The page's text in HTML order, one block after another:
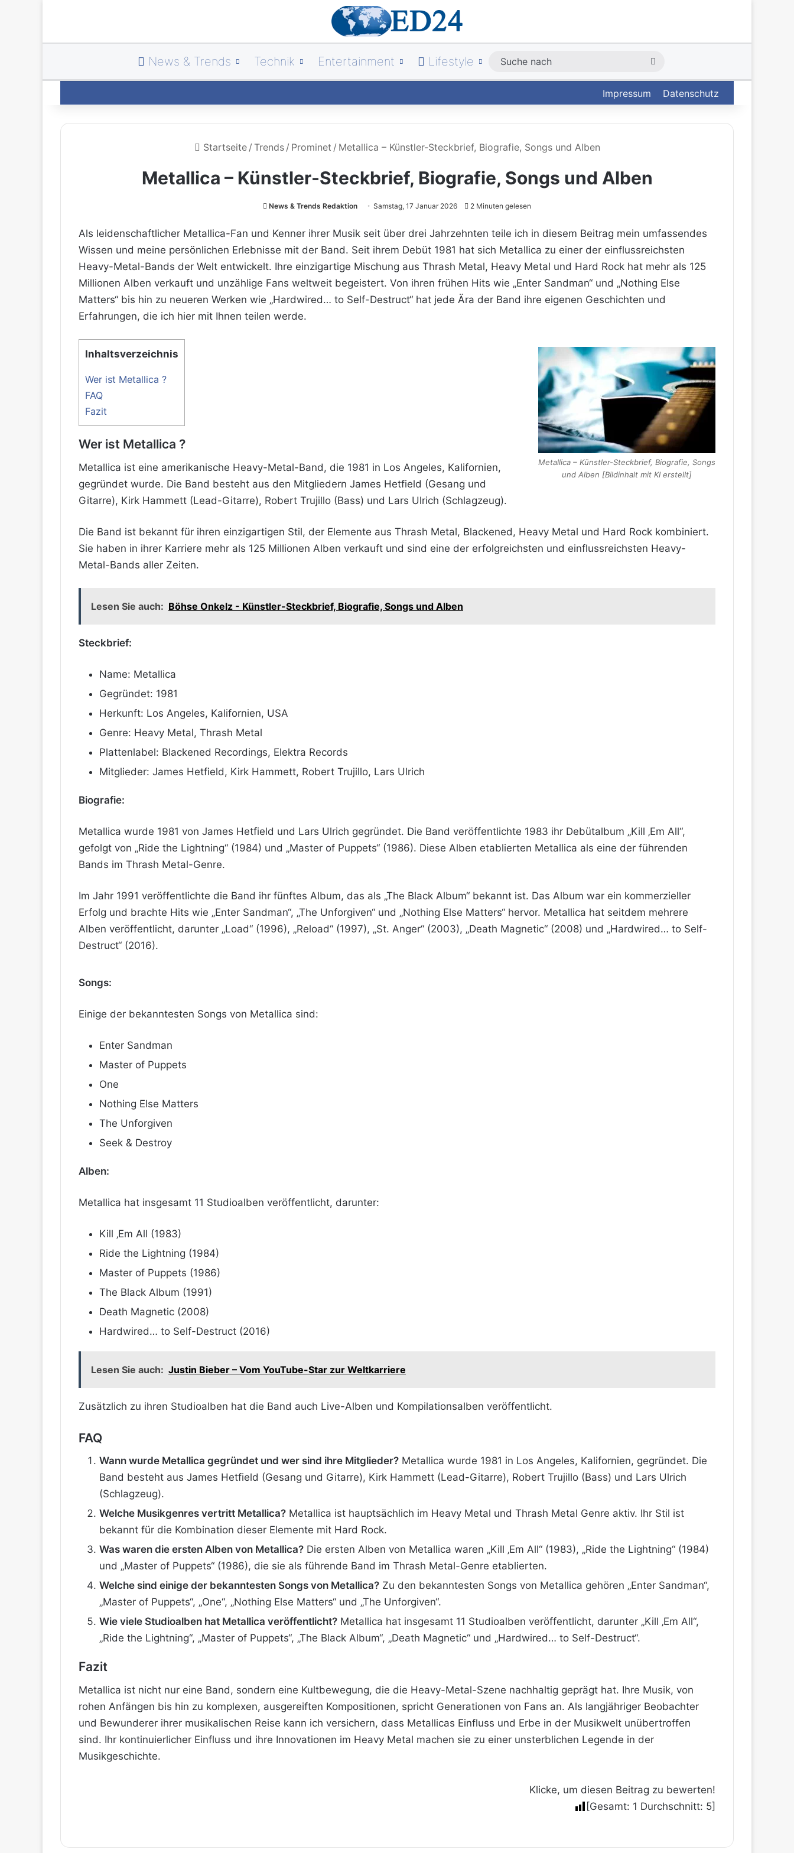
News & Trends Technik Entertainment Lifestyle
nach
Impressum Datenschutz
Startseite / Trends / Prominet / Metallica – Künstler-Steckbrief, Biografie, Songs und Alben
Metallica – Künstler-Steckbrief, Biografie, Songs und Alben
News & Trends Redaktion Samstag, 17 Januar 2026 2 Minuten gelesen
Als leidenschaftlicher Metallica-Fan und Kenner ihrer Musik seit über drei Jahrzehnten teile ich in diesem Beitrag mein umfassendes
Wissen und meine persönlichen Erlebnisse mit der Band. Seit ihrem Debüt 1981 hat sich Metallica zu einer der einflussreichsten
Heavy-Metal-Bands der Welt entwickelt. Ihre einzigartige Mischung aus Thrash Metal, Heavy Metal und Hard Rock hat mehr als 125
Millionen Alben verkauft und unzählige Fans weltweit begeistert​​. Von ihren frühen Hits wie „Enter Sandman“ und „Nothing Else
Matters“ bis hin zu neueren Werken wie „Hardwired… to Self-Destruct“ hat jede Ära der Band ihre eigenen Geschichten und
Erfahrungen, die ich hier mit Ihnen teilen werde.
Metallica – Künstler-Steckbrief, Biografie, Songs
und Alben [Bildinhalt mit KI erstellt]
Inhaltsverzeichnis
Wer ist Metallica ?
FAQ
Fazit
Wer ist Metallica ?
Metallica ist eine amerikanische Heavy-Metal-Band, die 1981 in Los Angeles, Kalifornien,
gegründet wurde. Die Band besteht aus den Mitgliedern James Hetfield (Gesang und
Gitarre), Kirk Hammett (Lead-Gitarre), Robert Trujillo (Bass) und Lars Ulrich (Schlagzeug).
Die Band ist bekannt für ihren einzigartigen Stil, der Elemente aus Thrash Metal, Blackened, Heavy Metal und Hard Rock kombiniert.
Sie haben in ihrer Karriere mehr als 125 Millionen Alben verkauft und sind eine der erfolgreichsten und einflussreichsten Heavy-
Metal-Bands aller Zeiten.
Lesen Sie auch: Böhse Onkelz - Künstler-Steckbrief, Biografie, Songs und Alben
Steckbrief:
Name: Metallica
Gegründet: 1981
Herkunft: Los Angeles, Kalifornien, USA
Genre: Heavy Metal, Thrash Metal
Plattenlabel: Blackened Recordings, Elektra Records
Mitglieder: James Hetfield, Kirk Hammett, Robert Trujillo, Lars Ulrich
Biografie:
Metallica wurde 1981 von James Hetfield und Lars Ulrich gegründet. Die Band veröffentlichte 1983 ihr Debütalbum „Kill ‚Em All“,
gefolgt von „Ride the Lightning“ (1984) und „Master of Puppets“ (1986). Diese Alben etablierten Metallica als eine der führenden
Bands im Thrash Metal-Genre.
Im Jahr 1991 veröffentlichte die Band ihr fünftes Album, das als „The Black Album“ bekannt ist. Das Album war ein kommerzieller
Erfolg und brachte Hits wie „Enter Sandman“, „The Unforgiven“ und „Nothing Else Matters“ hervor. Metallica hat seitdem mehrere
Alben veröffentlicht, darunter „Load“ (1996), „Reload“ (1997), „St. Anger“ (2003), „Death Magnetic“ (2008) und „Hardwired… to Self-
Destruct“ (2016).
Songs:
Einige der bekanntesten Songs von Metallica sind:
Enter Sandman
Master of Puppets
One
Nothing Else Matters
The Unforgiven
Seek & Destroy
Alben:
Metallica hat insgesamt 11 Studioalben veröffentlicht, darunter:
Kill ‚Em All (1983)
Ride the Lightning (1984)
Master of Puppets (1986)
The Black Album (1991)
Death Magnetic (2008)
Hardwired… to Self-Destruct (2016)
Lesen Sie auch: Justin Bieber – Vom YouTube-Star zur Weltkarriere
Zusätzlich zu ihren Studioalben hat die Band auch Live-Alben und Kompilationsalben veröffentlicht.
FAQ
Wann wurde Metallica gegründet und wer sind ihre Mitglieder? Metallica wurde 1981 in Los Angeles, Kalifornien, gegründet. Die
Band besteht aus James Hetfield (Gesang und Gitarre), Kirk Hammett (Lead-Gitarre), Robert Trujillo (Bass) und Lars Ulrich
(Schlagzeug)​​.
Welche Musikgenres vertritt Metallica? Metallica ist hauptsächlich im Heavy Metal und Thrash Metal Genre aktiv. Ihr Stil ist
bekannt für die Kombination dieser Elemente mit Hard Rock​​.
Was waren die ersten Alben von Metallica? Die ersten Alben von Metallica waren „Kill ‚Em All“ (1983), „Ride the Lightning“ (1984)
und „Master of Puppets“ (1986), die sie als führende Band im Thrash Metal-Genre etablierten​​.
Welche sind einige der bekanntesten Songs von Metallica? Zu den bekanntesten Songs von Metallica gehören „Enter Sandman“,
„Master of Puppets“, „One“, „Nothing Else Matters“ und „The Unforgiven“​​.
Wie viele Studioalben hat Metallica veröffentlicht? Metallica hat insgesamt 11 Studioalben veröffentlicht, darunter „Kill ‚Em All“,
„Ride the Lightning“, „Master of Puppets“, „The Black Album“, „Death Magnetic“ und „Hardwired… to Self-Destruct“​​.
Fazit
Metallica ist nicht nur eine Band, sondern eine Kultbewegung, die die Heavy-Metal-Szene nachhaltig geprägt hat. Ihre Musik, von
rohen Anfängen bis hin zu komplexen, ausgereiften Kompositionen, spricht Generationen von Fans an. Als langjähriger Beobachter
und Bewunderer ihrer musikalischen Reise kann ich versichern, dass Metallicas Einfluss und Erbe in der Musikwelt unübertroffen
sind. Ihr kontinuierlicher Einfluss und ihre Innovationen im Heavy Metal machen sie zu einer unsterblichen Legende in der
Musikgeschichte.
Klicke, um diesen Beitrag zu bewerten!
[Gesamt: 1 Durchschnitt: 5]